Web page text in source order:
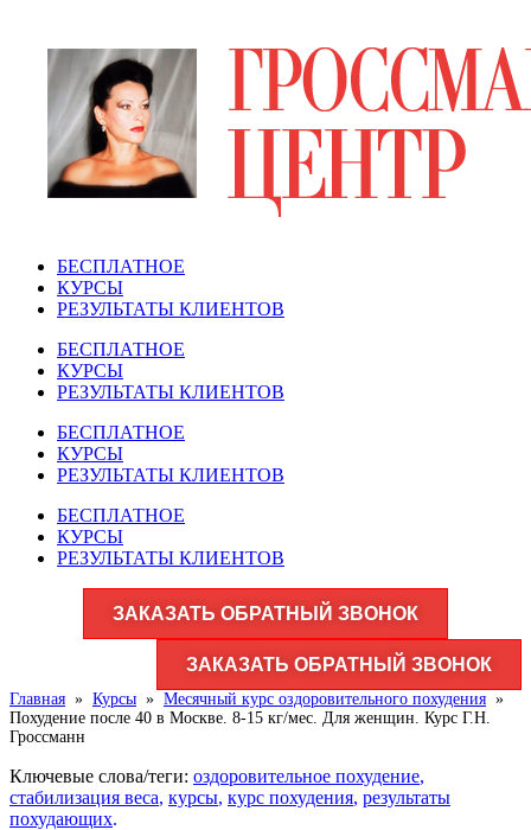
содержимому
БЕСПЛАТНОЕ
КУРСЫ
РЕЗУЛЬТАТЫ КЛИЕНТОВ
БЕСПЛАТНОЕ
КУРСЫ
РЕЗУЛЬТАТЫ КЛИЕНТОВ
БЕСПЛАТНОЕ
КУРСЫ
РЕЗУЛЬТАТЫ КЛИЕНТОВ
БЕСПЛАТНОЕ
КУРСЫ
РЕЗУЛЬТАТЫ КЛИЕНТОВ
ЗАКАЗАТЬ ОБРАТНЫЙ ЗВОНОК
ЗАКАЗАТЬ ОБРАТНЫЙ ЗВОНОК
Главная » Курсы » Месячный курс оздоровительного похудения »
Похудение после 40 в Москве. 8-15 кг/мес. Для женщин. Курс Г.Н.
Гроссманн
Ключевые слова/теги: оздоровительное похудение,
стабилизация веса, курсы, курс похудения, результаты
похудающих.